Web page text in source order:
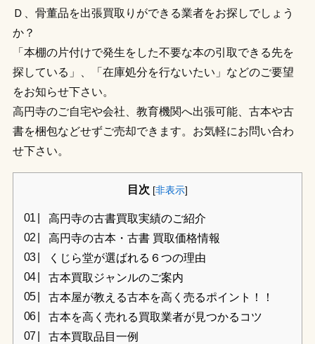
Ｄ、骨董品を出張買取りができる業者をお探しでしょう
か？
「本棚の片付けで発生をした不要な本の引取できる先を
探している」、「在庫処分を行ないたい」などのご要望
をお知らせ下さい。
高円寺のご自宅や会社、教育機関へ出張可能、古本や古
書を梱包などせずご売却できます。お気軽にお問い合わ
せ下さい。
目次 [非表示]
高円寺の古書買取実績のご紹介
高円寺の古本・古書 買取価格情報
くじら堂が選ばれる６つの理由
古本買取ジャンルのご案内
古本屋が教える古本を高く売るポイント！！
古本を高く売れる買取業者が見つかるコツ
古本買取品目一例